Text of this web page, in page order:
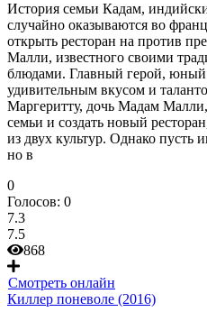
История семьи Кадам,
случайно оказываются во
открыть ресторан на против
Малли, известного своими
блюдами. Главный герой, юный
удивительным вкусом и
Маргеритту, дочь Мадам
семьи и создать новый
из двух культур. Однако пусть
но в
0
Голосов: 0
7.3
7.5
868
Смотреть онлайн
Киллер поневоле (2016)